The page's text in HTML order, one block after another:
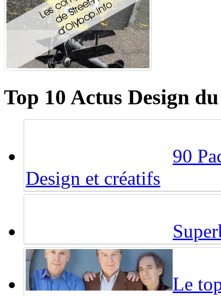
Top 10 Actus Design
90
Design et créatifs
Le